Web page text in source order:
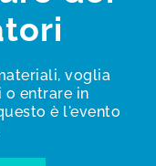
voglia
entrare in
è l'evento